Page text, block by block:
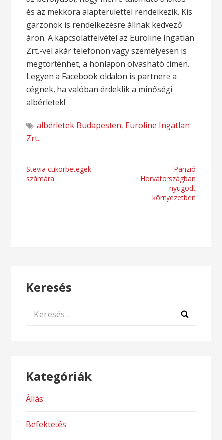
és az mekkora alapterülettel rendelkezik. Kis
garzonok is rendelkezésre állnak kedvező
áron. A kapcsolatfelvétel az Euroline Ingatlan
Zrt.-vel akár telefonon vagy személyesen is
megtörténhet, a honlapon olvasható címen.
Legyen a Facebook oldalon is partnere a
cégnek, ha valóban érdeklik a minőségi
albérletek!
albérletek Budapesten, Euroline Ingatlan
Zrt.
Bejegyzés
Stevia cukorbetegek
számára
Panzió
Horvátországban
nyugodt
környezetben
Keresés
Keresés:
Kategóriák
Állás
Befektetés